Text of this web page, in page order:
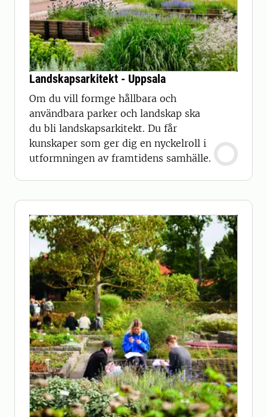
Landskapsarkitekt - Uppsala
Om du vill formge hållbara och
användbara parker och landskap ska
du bli landskapsarkitekt. Du får
kunskaper som ger dig en nyckelroll i
utformningen av framtidens samhälle.